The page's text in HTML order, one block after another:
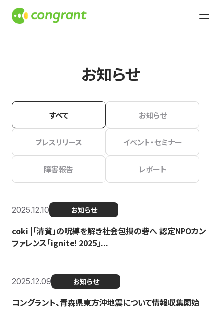
お知らせ
すべて お知らせ
プレスリリース イベント・セミナー
障害報告 レポート
2025.12.10 お知らせ
coki |「清貧」の呪縛を解き社会包摂の砦へ 認定NPOカン
ファレンス「ignite! 2025」...
2025.12.09 お知らせ
コングラント、青森県東方沖地震について情報収集開始